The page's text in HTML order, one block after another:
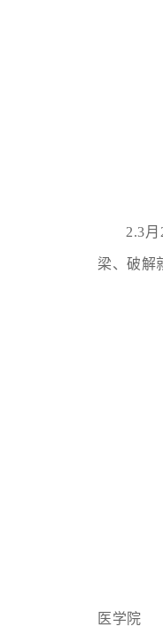
2.3
梁、破解
医学院